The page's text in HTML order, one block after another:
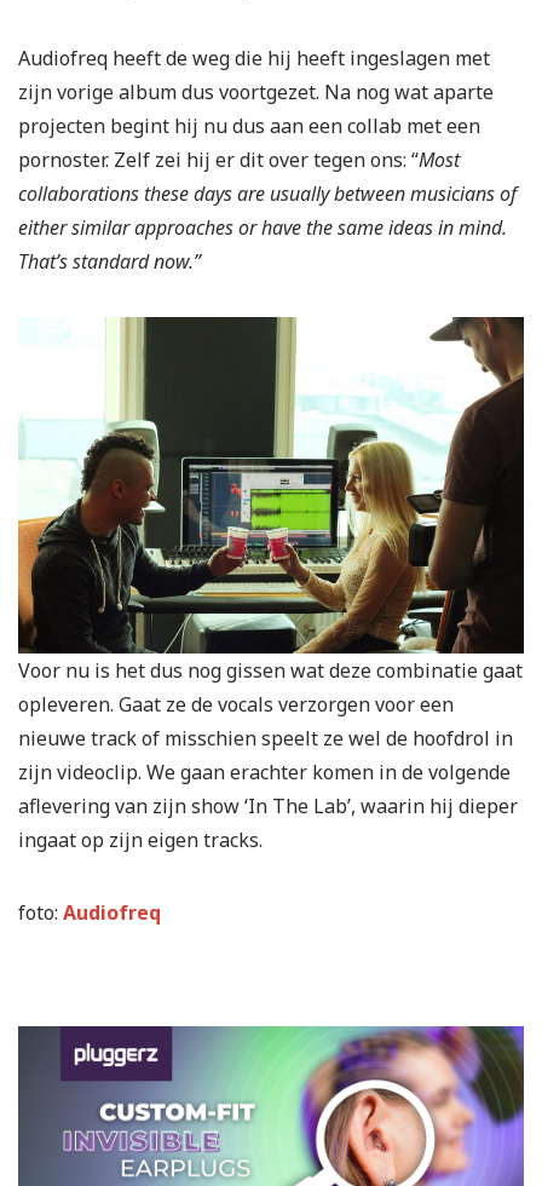
Audiofreq heeft de weg die hij heeft ingeslagen met
zijn vorige album dus voortgezet. Na nog wat aparte
projecten begint hij nu dus aan een collab met een
pornoster. Zelf zei hij er dit over tegen ons: “Most
collaborations these days are usually between musicians of
either similar approaches or have the same ideas in mind.
That’s standard now.”
Voor nu is het dus nog gissen wat deze combinatie gaat
opleveren. Gaat ze de vocals verzorgen voor een
nieuwe track of misschien speelt ze wel de hoofdrol in
zijn videoclip. We gaan erachter komen in de volgende
aflevering van zijn show ‘In The Lab’, waarin hij dieper
ingaat op zijn eigen tracks.
foto: Audiofreq